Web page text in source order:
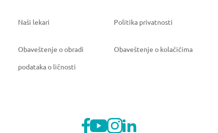
Naši lekari Politika privatnosti
Obaveštenje o obradi
podataka o ličnosti
Obaveštenje o kolačićima